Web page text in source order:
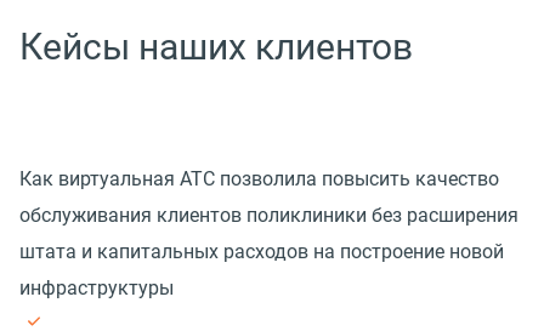
Кейсы наших клиентов
Как виртуальная АТС позволила повысить качество
обслуживания клиентов поликлиники без расширения
штата и капитальных расходов на построение новой
инфраструктуры